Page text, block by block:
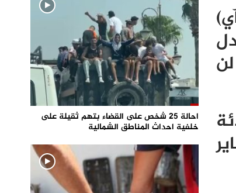
احالة 25 شخص على القضاء بتهم ثقيلة على
خلفية احداث المناطق الشمالية